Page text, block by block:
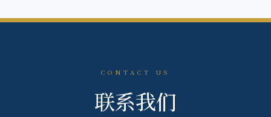
CONTACT US
联系我们